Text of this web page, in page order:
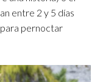
entre 2 y 5 días
pernoctar